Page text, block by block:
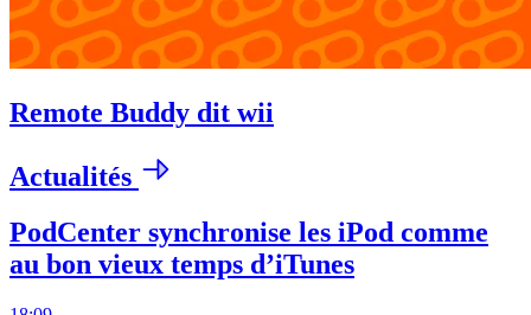
Remote Buddy dit wii
Actualités
PodCenter synchronise les iPod comme
au bon vieux temps d’iTunes